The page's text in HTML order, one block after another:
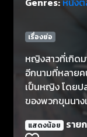
เรื่องย่อ
หญิงสาวที่เกิด
อีกนามที่หลาย
เป็นหญิง โดยป
ของพวกขุนนาง
เดียวกันกับที่มี
เมือง
แสดงน้อย ราย